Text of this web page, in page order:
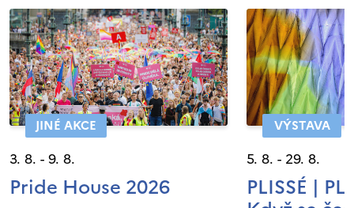
JINÉ AKCE
3. 8. - 9. 8.
Pride House 2026
VÝSTAVA
5. 8. - 29. 8.
PLISSÉ |